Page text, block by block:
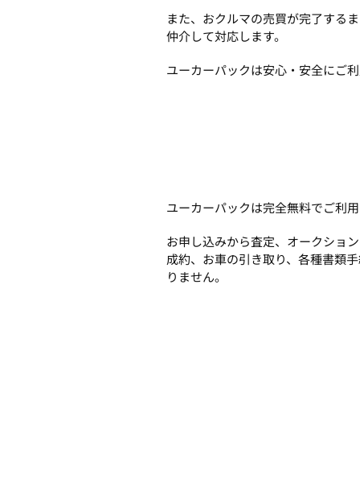
また、おクルマの売買が完了する
仲介して対応します。
ユーカーパックは安心・安全にご
ユーカーパックは完全無料でご利
お申し込みから査定、オークショ
成約、お車の引き取り、各種書類
りません。